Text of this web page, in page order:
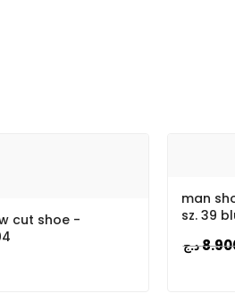
cut shoe -
man
sz. 39
د.ج